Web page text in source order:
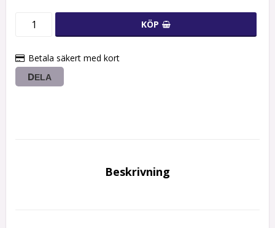
KÖP
Betala säkert med kort
DELA
Beskrivning